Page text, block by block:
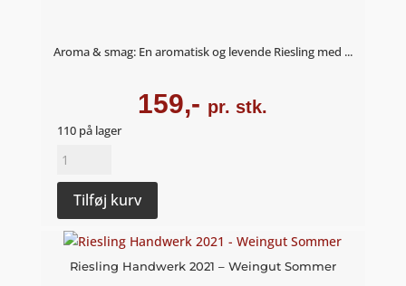
Aroma & smag: En aromatisk og levende Riesling med ...
159,- pr. stk.
110 på lager
Riesling
2023
-
Weingut
Sommer
Tilføj kurv
Riesling Handwerk 2021 – Weingut Sommer